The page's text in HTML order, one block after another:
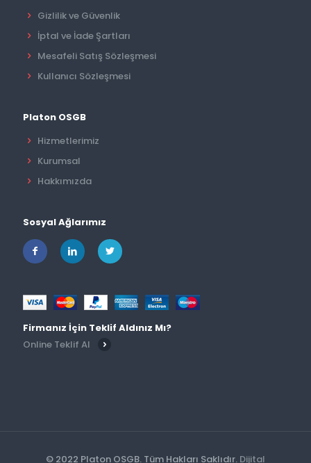
Gizlilik ve Güvenlik
İptal ve İade Şartları
Mesafeli Satış Sözleşmesi
Kullanıcı Sözleşmesi
Platon OSGB
Hizmetlerimiz
Kurumsal
Hakkımızda
Sosyal Ağlarımız
Firmanız İçin Teklif Aldınız Mı?
Online Teklif Al
© 2022 Platon OSGB. Tüm Hakları Saklıdır. Dijital